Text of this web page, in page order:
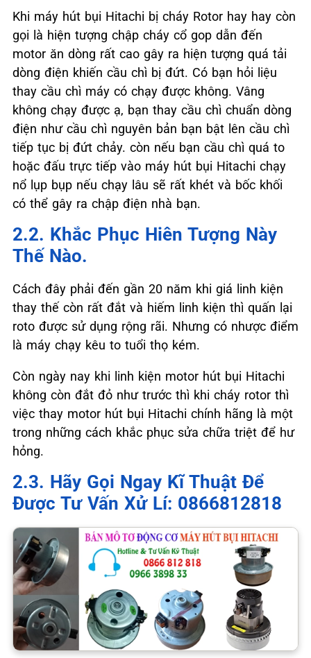
Khi máy hút bụi Hitachi bị cháy Rotor hay hay còn
gọi là hiện tượng chập cháy cổ gop dẫn đến
motor ăn dòng rất cao gây ra hiện tượng quá tải
dòng điện khiến cầu chì bị đứt. Có bạn hỏi liệu
thay cầu chì máy có chạy được không. Vâng
không chạy được ạ, bạn thay cầu chì chuẩn dòng
điện như cầu chì nguyên bản bạn bật lên cầu chì
tiếp tục bị đứt chảy. còn nếu bạn cầu chì quá to
hoặc đấu trực tiếp vào máy hút bụi Hitachi chạy
nổ lụp bụp nếu chạy lâu sẽ rất khét và bốc khối
có thể gây ra chập điện nhà bạn.
2.2. Khắc Phục Hiên Tượng Này
Thế Nào.
Cách đây phải đến gần 20 năm khi giá linh kiện
thay thế còn rất đắt và hiếm linh kiện thì quấn lại
roto được sử dụng rộng rãi. Nhưng có nhược điểm
là máy chạy kêu to tuổi thọ kém.
Còn ngày nay khi linh kiện motor hút bụi Hitachi
không còn đắt đỏ như trước thì khi cháy rotor thì
việc thay motor hút bụi Hitachi chính hãng là một
trong những cách khắc phục sửa chữa triệt để hư
hỏng.
2.3. Hãy Gọi Ngay Kĩ Thuật Để
Được Tư Vấn Xử Lí: 0866812818